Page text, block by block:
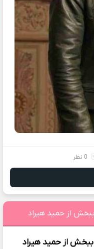
0 نظر
از حميد هیراد
ببخشازحميد هیراد